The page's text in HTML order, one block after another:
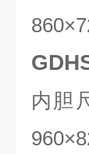
860×7
内胆
960×8